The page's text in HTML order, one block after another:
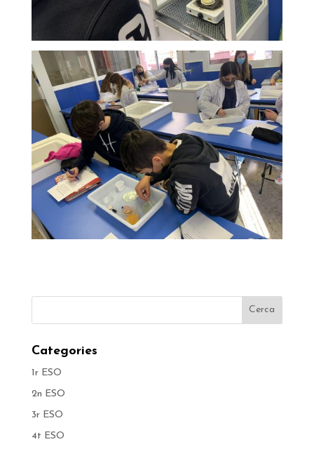
Categories
1r ESO
2n ESO
3r ESO
4t ESO